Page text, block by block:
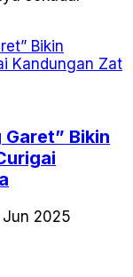
Bikin
2025